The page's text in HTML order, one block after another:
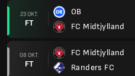
23 OKT.
FT
OB
FC Midtjylland
08 OKT.
FT
FC Midtjylland
Randers FC